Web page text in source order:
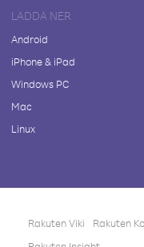
LADDA NER
Android
iPhone & iPad
Windows PC
Mac
Linux
Rakuten Viki Rakuten